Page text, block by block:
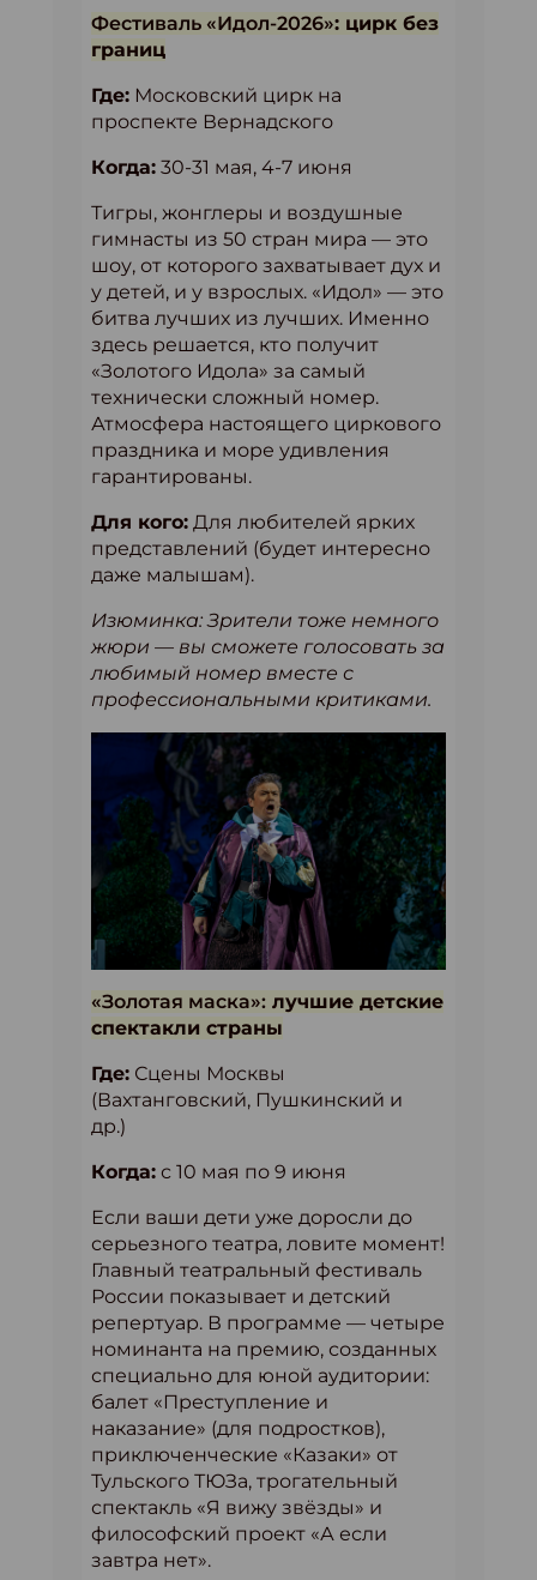
Фестиваль «Идол-2026»: цирк без
границ
Где: Московский цирк на
проспекте Вернадского
Когда: 30-31 мая, 4-7 июня
Тигры, жонглеры и воздушные
гимнасты из 50 стран мира — это
шоу, от которого захватывает дух и
у детей, и у взрослых. «Идол» — это
битва лучших из лучших. Именно
здесь решается, кто получит
«Золотого Идола» за самый
технически сложный номер.
Атмосфера настоящего циркового
праздника и море удивления
гарантированы.
Для кого: Для любителей ярких
представлений (будет интересно
даже малышам).
Изюминка: Зрители тоже немного
жюри — вы сможете голосовать за
любимый номер вместе с
профессиональными критиками.
«Золотая маска»: лучшие детские
спектакли страны
Где: Сцены Москвы
(Вахтанговский, Пушкинский и
др.)
Когда: с 10 мая по 9 июня
Если ваши дети уже доросли до
серьезного театра, ловите момент!
Главный театральный фестиваль
России показывает и детский
репертуар. В программе — четыре
номинанта на премию, созданных
специально для юной аудитории:
балет «Преступление и
наказание» (для подростков),
приключенческие «Казаки» от
Тульского ТЮЗа, трогательный
спектакль «Я вижу звёзды» и
философский проект «А если
завтра нет».